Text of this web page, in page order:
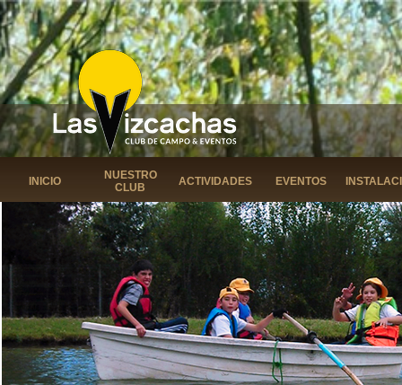
INICIO
NUESTRO
CLUB
ACTIVIDADES EVENTOS